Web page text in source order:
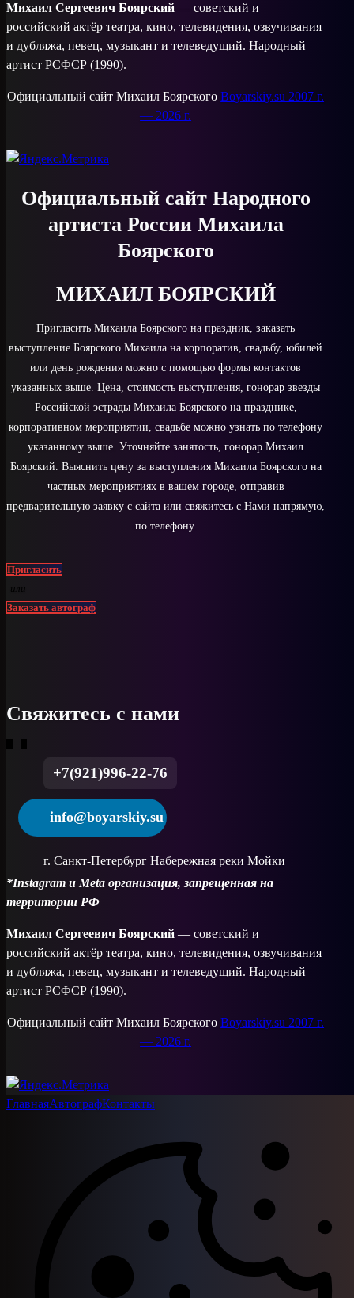
Михаил Сергеевич Боярский — советский и
российский актёр театра, кино, телевидения, озвучивания
и дубляжа, певец, музыкант и телеведущий. Народный
артист РСФСР (1990).
Официальный сайт Михаил БоярскогоBoyarskiy.su 2007 г.
— 2026 г.
Официальный сайт Народного
артиста России Михаила
Боярского
МИХАИЛ БОЯРСКИЙ
Пригласить Михаила Боярского на праздник, заказать
выступление Боярского Михаила на корпоратив, свадьбу, юбилей
или день рождения можно с помощью формы контактов
указанных выше. Цена, стоимость выступления, гонорар звезды
Российской эстрады Михаила Боярского на празднике,
корпоративном мероприятии, свадьбе можно узнать по телефону
указанному выше. Уточняйте занятость, гонорар Михаил
Боярский. Выяснить цену за выступления Михаила Боярского на
частных мероприятиях в вашем городе, отправив
предварительную заявку с сайта или свяжитесь с Нами напрямую,
по телефону.
Пригласить
или
Заказать автограф
Свяжитесь с нами
+7(921)996-22-76
info@boyarskiy.su
г. Санкт-Петербург Набережная реки Мойки
*Instagram и Meta организация, запрещенная на
территории РФ
Михаил Сергеевич Боярский — советский и
российский актёр театра, кино, телевидения, озвучивания
и дубляжа, певец, музыкант и телеведущий. Народный
артист РСФСР (1990).
Официальный сайт Михаил БоярскогоBoyarskiy.su 2007 г.
— 2026 г.
ГлавнаяАвтографКонтакты